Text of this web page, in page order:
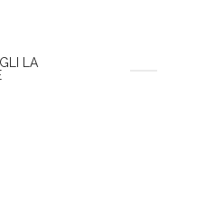
LA